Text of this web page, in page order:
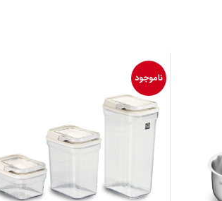
ناموجود